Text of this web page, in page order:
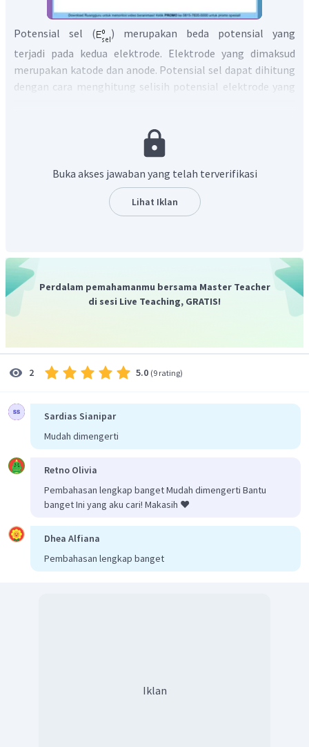
Potensial sel (
) merupakan beda potensial yang
terjadi pada kedua elektrode. Elektrode yang dimaksud
merupakan katode dan anode. Potensial sel dapat dihitung
dengan cara menghitung selisih potensial elektrode yang
kiri menunjukkan zat yang teroksidasi, dan bagian kanan
menunjukkan zat yang tereduksi. Berikut contoh notasi
terlampir. Dari buku yang menjadi acuan soal tersebut,
berikut nilai
Pada soal a diketahui bahwa Cu teroksidasi dan Cl tereduksi.
rumus berikut:
Pembahasan soal b:
Pada soal b diketahui bahwa Zn teroksidasi dan Sn
tereduksi. Dengan demikian, potensial sel dapat dihitung
Dari perhitungan di atas, diperoleh potensial sel
Buka akses jawaban yang telah terverifikasi
Lihat Iklan
Perdalam pemahamanmu bersama Master Teacher
di sesi Live Teaching, GRATIS!
2 5.0 (9 rating)
Sardias Sianipar
Mudah dimengerti
Retno Olivia
Pembahasan lengkap banget Mudah dimengerti Bantu
banget Ini yang aku cari! Makasih ❤️
Dhea Alfiana
Pembahasan lengkap banget
Iklan